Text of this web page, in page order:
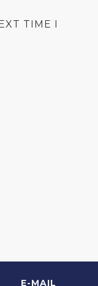
TIME I
E-MAIL